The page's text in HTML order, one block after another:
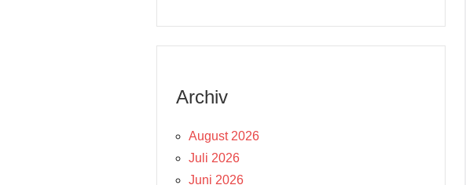
Archiv
August 2026
Juli 2026
Juni 2026